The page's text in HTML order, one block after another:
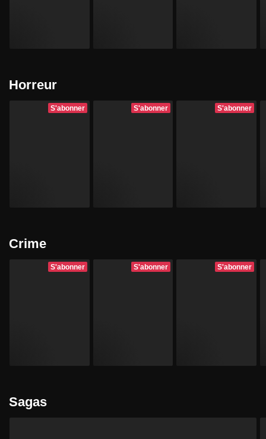
Horreur
S'abonner S'abonner S'abonner
Crime
S'abonner S'abonner S'abonner
Sagas